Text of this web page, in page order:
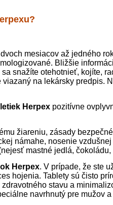
mesiacov až jedného
Bližšie
snažíte otehotnieť, kojíte,
na lekársky predpis.
Herpex pozitívne
žiareniu, zásady
námahe, nosenie
mastné jedlá, čokoládu,
Herpex. V prípade, že ste
hojenia. Tablety sú čisto
stavu a
navrhnutý pre mužov